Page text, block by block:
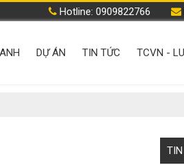
Hotline: 0909822766
DỰ ÁN TIN TỨC TCVN -